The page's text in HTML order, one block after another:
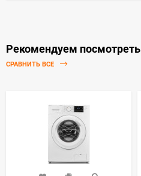
Рекомендуем посмотреть
СРАВНИТЬ ВСЕ